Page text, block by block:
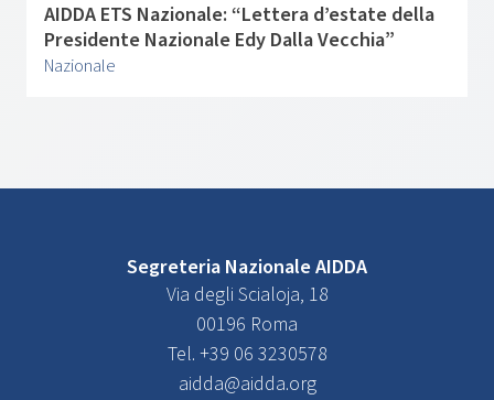
AIDDA ETS Nazionale: “Lettera d’estate della
Presidente Nazionale Edy Dalla Vecchia”
Nazionale
Segreteria Nazionale AIDDA
Via degli Scialoja, 18
00196 Roma
Tel. +39 06 3230578
aidda@aidda.org